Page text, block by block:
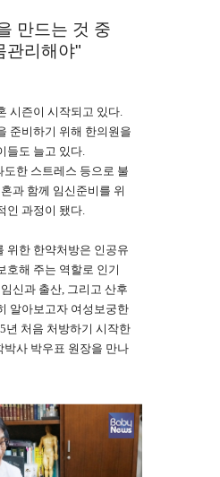
만드는 것 중
관리해야"
시즌이 시작되고 있다.
준비하기 위해 한의원을
들도 늘고 있다.
한 스트레스 등으로 불
과 함께 임신준비를 위
인 과정이 됐다.
위한 한약처방은 인공유
호해 주는 역할로 인기
신과 출산, 그리고 산후
알아보고자 여성보궁한
년 처음 처방하기 시작한
사 박우표 원장을 만나